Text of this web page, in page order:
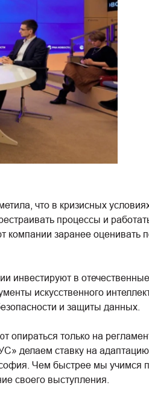
что в кризисных
процессы и
компании заранее оценивать
инвестируют в
искусственного
и защиты данных.
опираться только на
делаем ставку на
Чем быстрее мы учимся
своего выступления.